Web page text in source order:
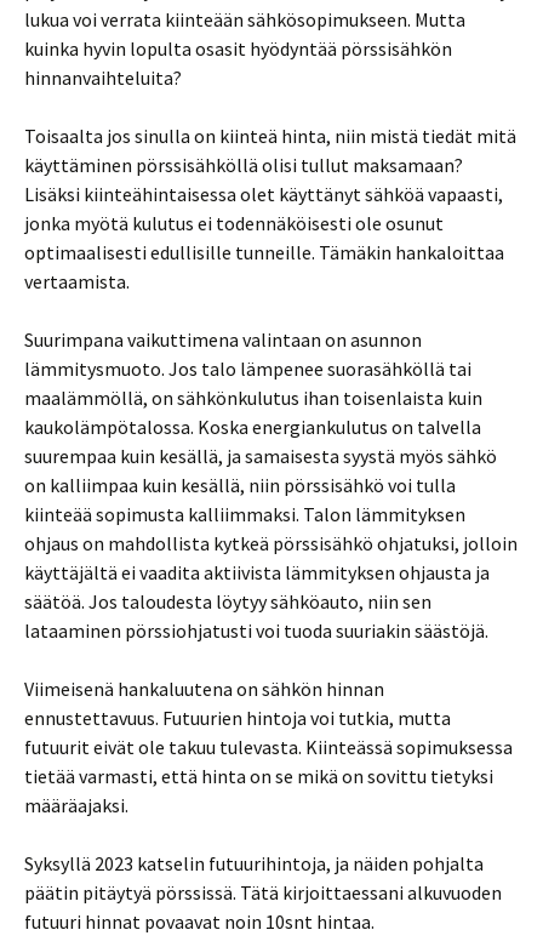
lukua voi verrata kiinteään sähkösopimukseen. Mutta
kuinka hyvin lopulta osasit hyödyntää pörssisähkön
hinnanvaihteluita?
Toisaalta jos sinulla on kiinteä hinta, niin mistä tiedät mitä
käyttäminen pörssisähköllä olisi tullut maksamaan?
Lisäksi kiinteähintaisessa olet käyttänyt sähköä vapaasti,
jonka myötä kulutus ei todennäköisesti ole osunut
optimaalisesti edullisille tunneille. Tämäkin hankaloittaa
vertaamista.
Suurimpana vaikuttimena valintaan on asunnon
lämmitysmuoto. Jos talo lämpenee suorasähköllä tai
maalämmöllä, on sähkönkulutus ihan toisenlaista kuin
kaukolämpötalossa. Koska energiankulutus on talvella
suurempaa kuin kesällä, ja samaisesta syystä myös sähkö
on kalliimpaa kuin kesällä, niin pörssisähkö voi tulla
kiinteää sopimusta kalliimmaksi. Talon lämmityksen
ohjaus on mahdollista kytkeä pörssisähkö ohjatuksi, jolloin
käyttäjältä ei vaadita aktiivista lämmityksen ohjausta ja
säätöä. Jos taloudesta löytyy sähköauto, niin sen
lataaminen pörssiohjatusti voi tuoda suuriakin säästöjä.
Viimeisenä hankaluutena on sähkön hinnan
ennustettavuus. Futuurien hintoja voi tutkia, mutta
futuurit eivät ole takuu tulevasta. Kiinteässä sopimuksessa
tietää varmasti, että hinta on se mikä on sovittu tietyksi
määräajaksi.
Syksyllä 2023 katselin futuurihintoja, ja näiden pohjalta
päätin pitäytyä pörssissä. Tätä kirjoittaessani alkuvuoden
futuuri hinnat povaavat noin 10snt hintaa.